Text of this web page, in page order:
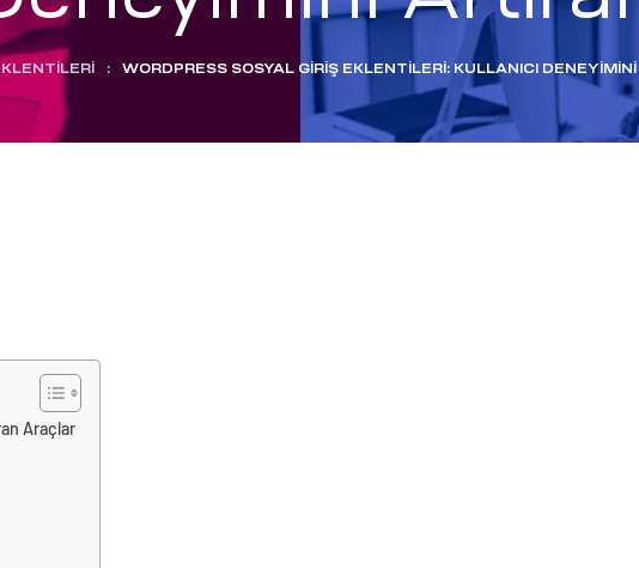
: WORDPRESS SOSYAL GIRIŞ EKLENTILERI: KULLANICI
Araçlar